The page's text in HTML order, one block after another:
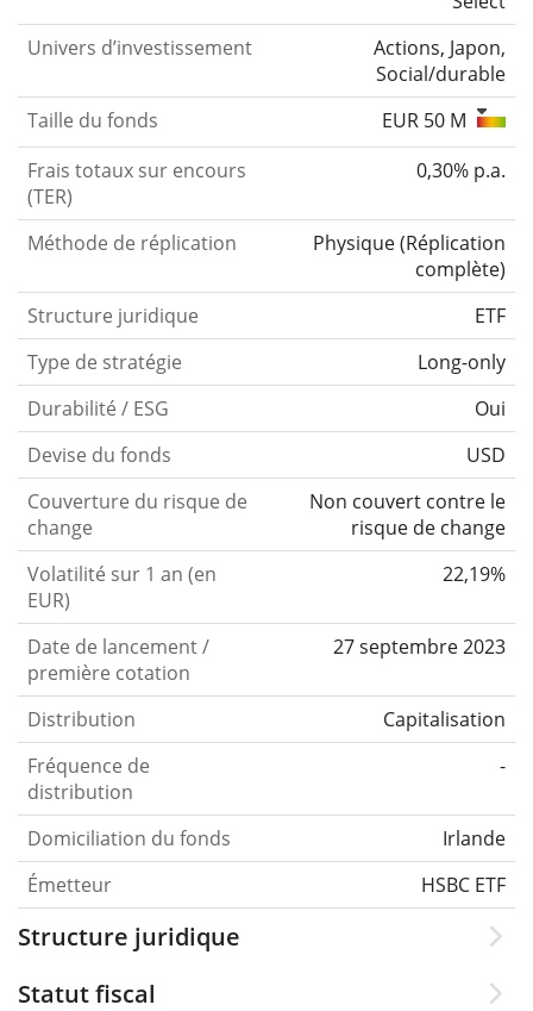
Univers d’investissement
Actions, Japon,
Social/durable
Taille du fonds
EUR 50 M
Frais totaux sur encours
(TER)
0,30% p.a.
Méthode de réplication Physique(Réplication
complète)
Structure juridique
ETF
Type de stratégie
Long-only
Durabilité / ESG
Oui
Devise du fonds
USD
Couverture du risque de
change
Non couvert contre le
risque de change
Volatilité sur 1 an (en
EUR)
22,19%
Date de lancement /
première cotation
27 septembre 2023
Distribution
Capitalisation
Fréquence de
distribution
-
Domiciliation du fonds
Irlande
Émetteur
HSBC ETF
Structure juridique
Statut fiscal